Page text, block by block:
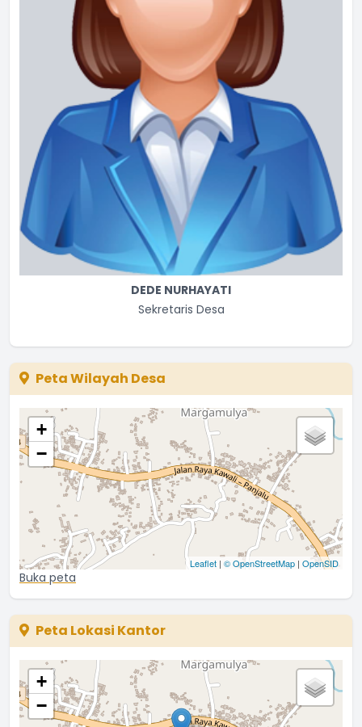
DEDE NURHAYATI
Sekretaris Desa
Peta Wilayah Desa
+
−
Leaflet | © OpenStreetMap | OpenSID
Buka peta
Peta Lokasi Kantor
+
−